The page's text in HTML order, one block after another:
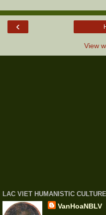
‹
View
LAC VIET HUMANISTIC CULTURE
VanHoaNBLV